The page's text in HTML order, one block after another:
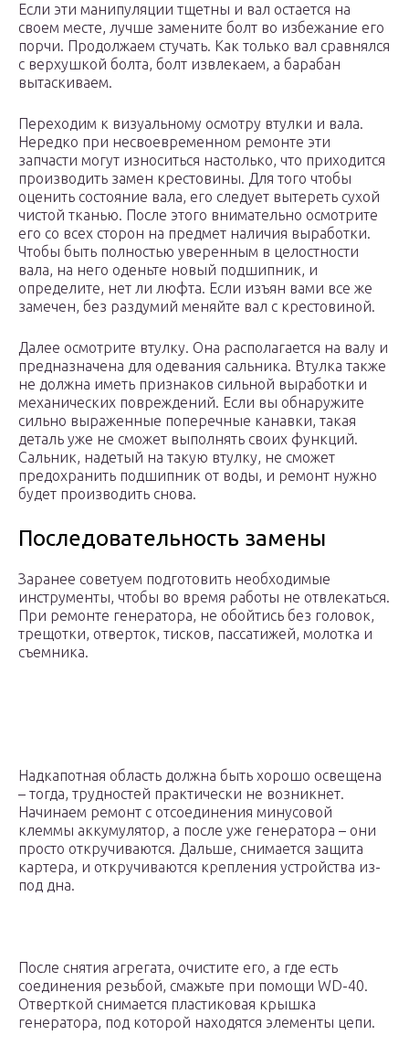
Если эти манипуляции тщетны и вал остается на
своем месте, лучше замените болт во избежание его
порчи. Продолжаем стучать. Как только вал сравнялся
с верхушкой болта, болт извлекаем, а барабан
вытаскиваем.
Переходим к визуальному осмотру втулки и вала.
Нередко при несвоевременном ремонте эти
запчасти могут износиться настолько, что приходится
производить замен крестовины. Для того чтобы
оценить состояние вала, его следует вытереть сухой
чистой тканью. После этого внимательно осмотрите
его со всех сторон на предмет наличия выработки.
Чтобы быть полностью уверенным в целостности
вала, на него оденьте новый подшипник, и
определите, нет ли люфта. Если изъян вами все же
замечен, без раздумий меняйте вал с крестовиной.
Далее осмотрите втулку. Она располагается на валу и
предназначена для одевания сальника. Втулка также
не должна иметь признаков сильной выработки и
механических повреждений. Если вы обнаружите
сильно выраженные поперечные канавки, такая
деталь уже не сможет выполнять своих функций.
Сальник, надетый на такую втулку, не сможет
предохранить подшипник от воды, и ремонт нужно
будет производить снова.
Последовательность замены
Заранее советуем подготовить необходимые
инструменты, чтобы во время работы не отвлекаться.
При ремонте генератора, не обойтись без головок,
трещотки, отверток, тисков, пассатижей, молотка и
съемника.
Надкапотная область должна быть хорошо освещена
– тогда, трудностей практически не возникнет.
Начинаем ремонт с отсоединения минусовой
клеммы аккумулятор, а после уже генератора – они
просто откручиваются. Дальше, снимается защита
картера, и откручиваются крепления устройства из-
под дна.
После снятия агрегата, очистите его, а где есть
соединения резьбой, смажьте при помощи WD-40.
Отверткой снимается пластиковая крышка
генератора, под которой находятся элементы цепи.